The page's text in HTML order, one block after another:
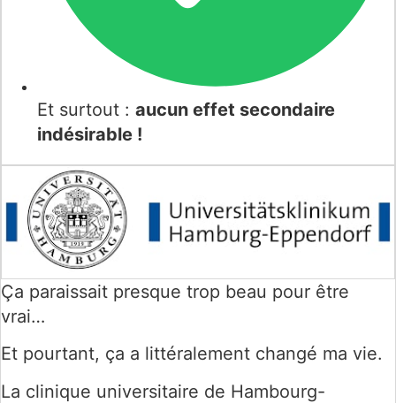
Et surtout : aucun effet secondaire
indésirable !
Ça paraissait presque trop beau pour être
vrai…
Et pourtant, ça a littéralement changé ma vie.
La clinique universitaire de Hambourg-